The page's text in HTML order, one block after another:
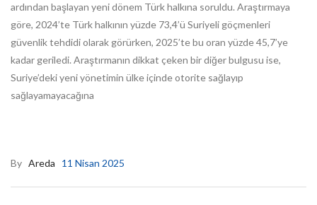
ardından başlayan yeni dönem Türk halkına soruldu. Araştırmaya
göre, 2024’te Türk halkının yüzde 73,4’ü Suriyeli göçmenleri
güvenlik tehdidi olarak görürken, 2025’te bu oran yüzde 45,7’ye
kadar geriledi. Araştırmanın dikkat çeken bir diğer bulgusu ise,
Suriye’deki yeni yönetimin ülke içinde otorite sağlayıp
sağlayamayacağına
By Areda 11 Nisan 2025